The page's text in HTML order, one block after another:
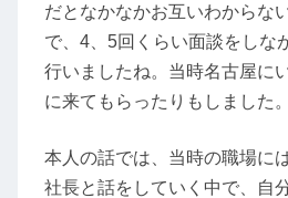
だとなかなかお互いわからな
で、4、5回くらい面談をしな
行いましたね。当時名古屋に
に来てもらったりもしました。
本人の話では、当時の職場に
社長と話をしていく中で、自